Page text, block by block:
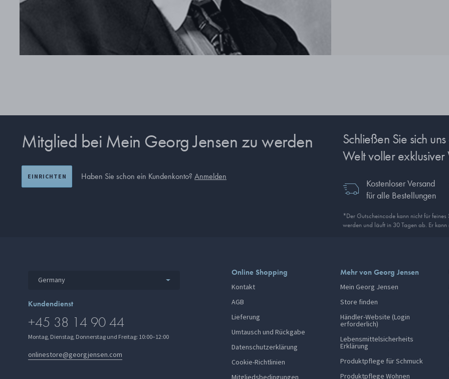
Mitglied bei Mein Georg Jensen zu werden
EINRICHTEN Haben Sie schon ein Kundenkonto?Anmelden
Schließen Sie sich
Welt voller exklusiver
Kostenloser Versand
für alle Bestellungen
*Der Gutscheincode kann nicht für
werden und läuft in 30 Tagen ab. Er
Germany
Kundendienst
+45 38 14 90 44
Montag, Dienstag, Donnerstag und Freitag: 10:00–12:00
onlinestore@georgjensen.com
Online Shopping
Kontakt
AGB
Lieferung
Umtausch und Rückgabe
Datenschutzerklärung
Cookie-Richtlinien
Mitgliedsbedingungen
Mehr von Georg Jensen
Mein Georg Jensen
Store finden
Händler-Website (Login
erforderlich)
Lebensmittelsicherheits
Erklärung
Produktpflege für Schmuck
Produktpflege Wohnen